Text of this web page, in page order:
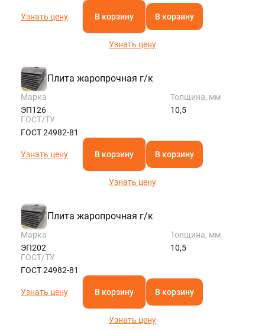
Узнать цену В корзину В корзину
Узнать цену
Плита жаропрочная г/к
Марка
ЭП126
Толщина, мм
10,5
ГОСТ/ТУ
ГОСТ 24982-81
Узнать цену В корзину В корзину
Узнать цену
Плита жаропрочная г/к
Марка
ЭП202
Толщина, мм
10,5
ГОСТ/ТУ
ГОСТ 24982-81
Узнать цену В корзину В корзину
Узнать цену